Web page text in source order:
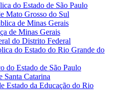
do Estado de São Paulo
Mato Grosso do Sul
de Minas Gerais
de Minas Gerais
do Distrito Federal
do Estado do Rio Grande do
do Estado de São Paulo
Catarina
Estado da Educação do Rio